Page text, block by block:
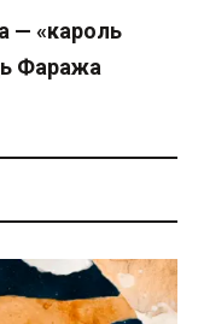
— «кароль
Фаража